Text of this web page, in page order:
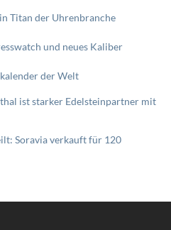
Titan der Uhrenbranche
und neues Kaliber
der Welt
ist starker Edelsteinpartner mit
Soravia verkauft für 120